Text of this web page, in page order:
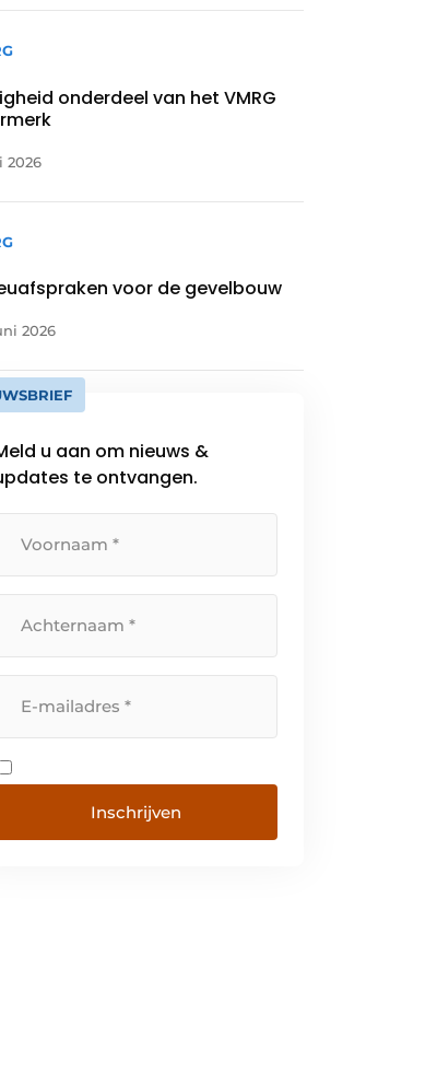
onderdeel van het VMRG
2026
voor de gevelbouw
2026
u aan om nieuws &
te ontvangen.
Inschrijven